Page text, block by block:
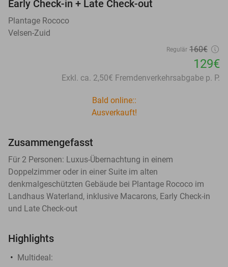
Early Check-in + Late Check-out
Plantage Rococo
Velsen-Zuid
Regulär 160€
129€
Exkl. ca. 2,50€ Fremdenverkehrsabgabe p. P.
Bald online::
Ausverkauft!
Zusammengefasst
Für 2 Personen: Luxus-Übernachtung in einem
Doppelzimmer oder in einer Suite im alten
denkmalgeschützten Gebäude bei Plantage Rococo im
Landhaus Waterland, inklusive Macarons, Early Check-in
und Late Check-out
Highlights
Multideal: